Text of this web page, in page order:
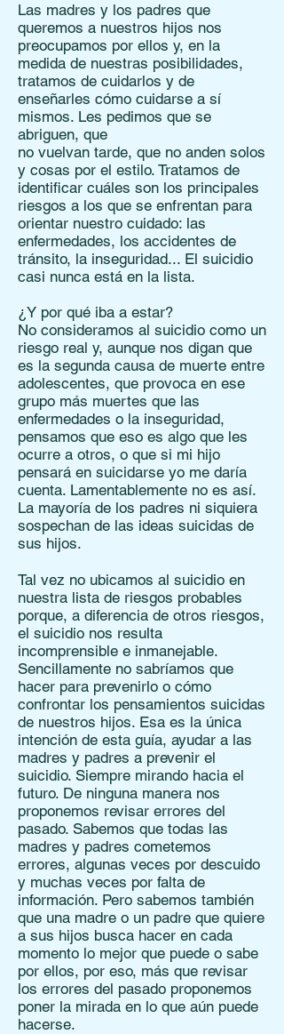
Las madres y los padres que
queremos a nuestros hijos nos
preocupamos por ellos y, en la
medida de nuestras posibilidades,
tratamos de cuidarlos y de
enseñarles cómo cuidarse a sí
mismos. Les pedimos que se
abriguen, que
no vuelvan tarde, que no anden solos
y cosas por el estilo. Tratamos de
identificar cuáles son los principales
riesgos a los que se enfrentan para
orientar nuestro cuidado: las
enfermedades, los accidentes de
tránsito, la inseguridad... El suicidio
casi nunca está en la lista.
¿Y por qué iba a estar?
No consideramos al suicidio como un
riesgo real y, aunque nos digan que
es la segunda causa de muerte entre
adolescentes, que provoca en ese
grupo más muertes que las
enfermedades o la inseguridad,
pensamos que eso es algo que les
ocurre a otros, o que si mi hijo
pensará en suicidarse yo me daría
cuenta. Lamentablemente no es así.
La mayoría de los padres ni siquiera
sospechan de las ideas suicidas de
sus hijos.
Tal vez no ubicamos al suicidio en
nuestra lista de riesgos probables
porque, a diferencia de otros riesgos,
el suicidio nos resulta
incomprensible e inmanejable.
Sencillamente no sabríamos que
hacer para prevenirlo o cómo
confrontar los pensamientos suicidas
de nuestros hijos. Esa es la única
intención de esta guía, ayudar a las
madres y padres a prevenir el
suicidio. Siempre mirando hacia el
futuro. De ninguna manera nos
proponemos revisar errores del
pasado. Sabemos que todas las
madres y padres cometemos
errores, algunas veces por descuido
y muchas veces por falta de
información. Pero sabemos también
que una madre o un padre que quiere
a sus hijos busca hacer en cada
momento lo mejor que puede o sabe
por ellos, por eso, más que revisar
los errores del pasado proponemos
poner la mirada en lo que aún puede
hacerse.